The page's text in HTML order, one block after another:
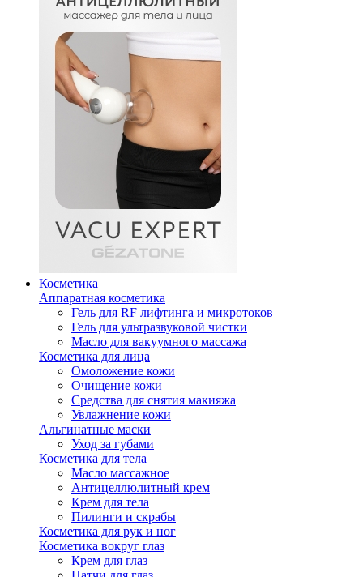
Косметика
Аппаратная косметика
Гель для RF лифтинга и микротоков
Гель для ультразвуковой чистки
Масло для вакуумного массажа
Косметика для лица
Омоложение кожи
Очищение кожи
Средства для снятия макияжа
Увлажнение кожи
Альгинатные маски
Уход за губами
Косметика для тела
Масло массажное
Антицеллюлитный крем
Крем для тела
Пилинги и скрабы
Косметика для рук и ног
Косметика вокруг глаз
Крем для глаз